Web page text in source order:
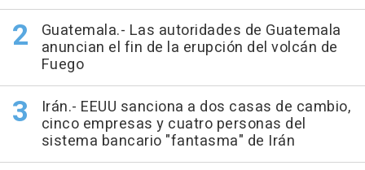
Guatemala.- Las autoridades de Guatemala
anuncian el fin de la erupción del volcán de
Fuego
Irán.- EEUU sanciona a dos casas de cambio,
cinco empresas y cuatro personas del
sistema bancario "fantasma" de Irán